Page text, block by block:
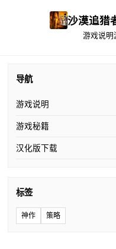
沙漠追猎
游戏说明
导航
游戏说明
游戏秘籍
汉化版下载
标签
神作 策略